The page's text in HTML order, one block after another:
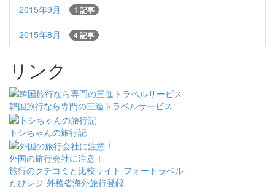
2015年9月 1 記事
2015年8月 4 記事
リンク
韓国旅行なら専門の三進トラベルサービス
トシちゃんの旅行記
外国の旅行会社に注意！
旅行のクチコミと比較サイト フォートラベル
たびレジ-外務省海外旅行登録